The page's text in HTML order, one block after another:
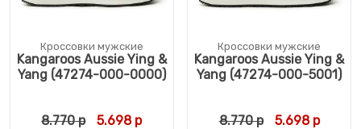
Кроссовки мужские
Kangaroos Aussie Ying &
Yang (47274-000-0000)
8.770р Первоначальная цена составляла 8.770 р.
5.698рТекущая цена: 5.698 р.
Кроссовки мужские
Kangaroos Aussie Ying &
Yang (47274-000-5001)
8.770р 5.698р